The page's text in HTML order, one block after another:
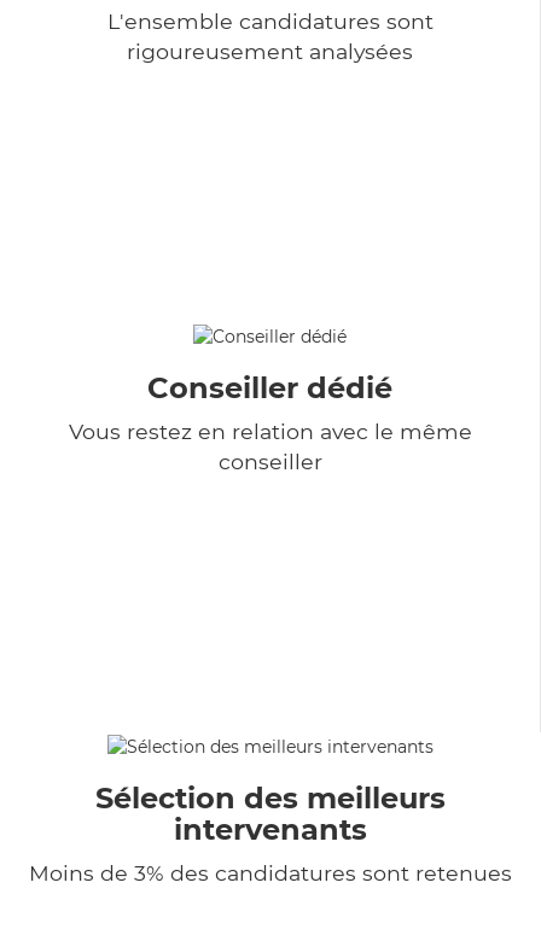
L'ensemble candidatures sont
rigoureusement analysées
Conseiller dédié
Vous restez en relation avec le même
conseiller
Sélection des meilleurs
intervenants
Moins de 3% des candidatures sont retenues